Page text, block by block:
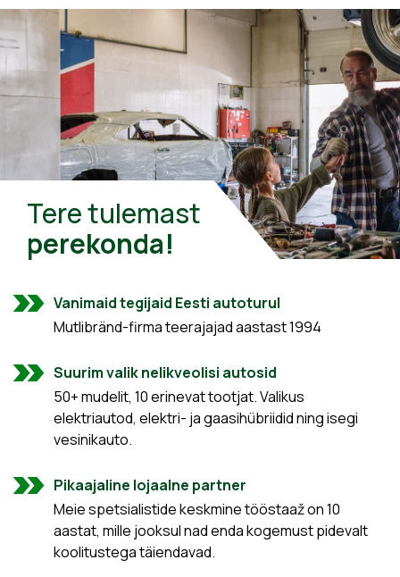
Tere tulemast
perekonda!
Vanimaid tegijaid Eesti autoturul
Mutlibränd-firma teerajajad aastast 1994
Suurim valik nelikveolisi autosid
50+ mudelit, 10 erinevat tootjat. Valikus
elektriautod, elektri- ja gaasihübriidid ning isegi
vesinikauto.
Pikaajaline lojaalne partner
Meie spetsialistide keskmine tööstaaž on 10
aastat, mille jooksul nad enda kogemust pidevalt
koolitustega täiendavad.